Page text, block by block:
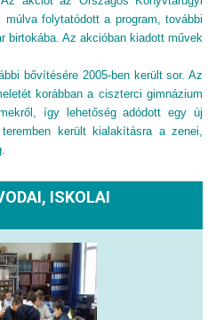
folytatódott a program, további
birtokába. Az akcióban kiadott művek
2005-ben került sor. Az
korábban a ciszterci gimnázium
így lehetőség adódott egy új
került kialakításra a zenei,
ISKOLAI